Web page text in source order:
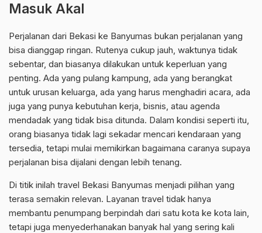
Masuk Akal
Perjalanan dari Bekasi ke Banyumas bukan perjalanan yang
bisa dianggap ringan. Rutenya cukup jauh, waktunya tidak
sebentar, dan biasanya dilakukan untuk keperluan yang
penting. Ada yang pulang kampung, ada yang berangkat
untuk urusan keluarga, ada yang harus menghadiri acara, ada
juga yang punya kebutuhan kerja, bisnis, atau agenda
mendadak yang tidak bisa ditunda. Dalam kondisi seperti itu,
orang biasanya tidak lagi sekadar mencari kendaraan yang
tersedia, tetapi mulai memikirkan bagaimana caranya supaya
perjalanan bisa dijalani dengan lebih tenang.
Di titik inilah travel Bekasi Banyumas menjadi pilihan yang
terasa semakin relevan. Layanan travel tidak hanya
membantu penumpang berpindah dari satu kota ke kota lain,
tetapi juga menyederhanakan banyak hal yang sering kali